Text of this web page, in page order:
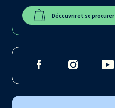
Découvrir et se